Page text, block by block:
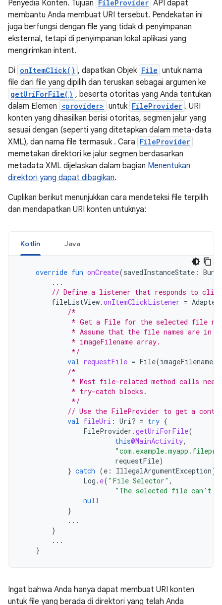
Penyedia Konten. Tujuan FileProvider API dapat
membantu Anda membuat URI tersebut. Pendekatan ini
juga berfungsi dengan file yang tidak di penyimpanan
eksternal, tetapi di penyimpanan lokal aplikasi yang
mengirimkan intent.
Di onItemClick() , dapatkan Objek File untuk nama
file dari file yang dipilih dan teruskan sebagai argumen ke
getUriForFile() , beserta otoritas yang Anda tentukan
dalam Elemen <provider> untuk FileProvider . URI
konten yang dihasilkan berisi otoritas, segmen jalur yang
sesuai dengan (seperti yang ditetapkan dalam meta-data
XML), dan nama file termasuk . Cara FileProvider
memetakan direktori ke jalur segmen berdasarkan
metadata XML dijelaskan dalam bagian Menentukan
direktori yang dapat dibagikan.
Cuplikan berikut menunjukkan cara mendeteksi file terpilih
dan mendapatkan URI konten untuknya:
Kotlin Java
override fun onCreate(savedInstanceState :
...
// Define a listener that responds to
fileListView.onItemClickListener =
/*
* Get a File for the selected file
* Assume that the file names are in
             * imageFilename array.
             */
val requestFile = File(imageFilenames
/*
* Most file-related method calls need
             * try-catch blocks.
             */
// Use the FileProvider to get a
val fileUri : Uri? = try {
FileProvider .getUriForFile(
this@MainActivity,
requestFile)
} catch (e : IllegalArgumentException)
Log . e( "File Selector" ,
"The selected file can't
null
}
...
}
...
}
Ingat bahwa Anda hanya dapat membuat URI konten
untuk file yang berada di direktori yang telah Anda